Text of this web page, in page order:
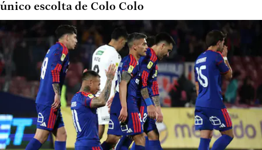
único escolta de Colo Colo